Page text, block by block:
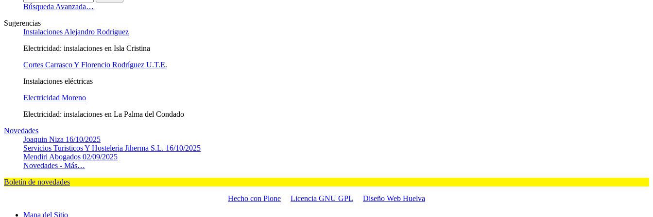
Búsqueda Avanzada…
Sugerencias
Instalaciones Alejandro Rodriguez
Electricidad: instalaciones en Isla Cristina
Cortes Carrasco Y Florencio Rodríguez U.T.E.
Instalaciones eléctricas
Electricidad Moreno
Electricidad: instalaciones en La Palma del Condado
Novedades
Joaquin Niza 16/10/2025
Servicios Turisticos Y Hosteleria Jiherma S.L. 16/10/2025
Mendiri Abogados 02/09/2025
Novedades - Más…
Boletín de novedades
Hecho con Plone
Licencia GNU GPL
Diseño Web Huelva
Mapa del Sitio